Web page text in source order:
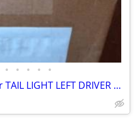
• • • • •
HYUNDAI ELANTRA GT inner TAIL LIGHT LEFT DRIVER 2014 2015 2016 2017 O